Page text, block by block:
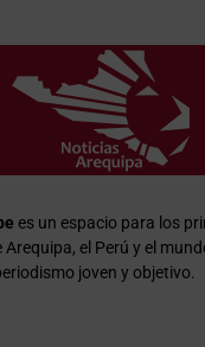
es un espacio para los
el Perú y el
joven y objetivo.